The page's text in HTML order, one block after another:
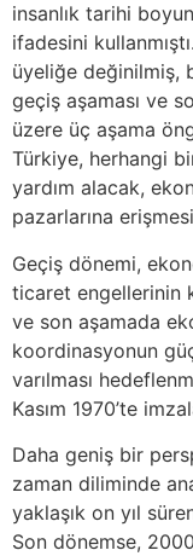
insanlık tarihi
ifadesini
üyeliğe değinilmiş,
geçiş aşaması ve
üzere üç aşama
Türkiye, herhangi
yardım alacak,
pazarlarına
Geçiş dönemi,
ticaret engellerinin
ve son aşamada
koordinasyonun
varılması
Kasım 1970’te
Daha geniş bir
zaman diliminde
yaklaşık on yıl
Son dönemse,